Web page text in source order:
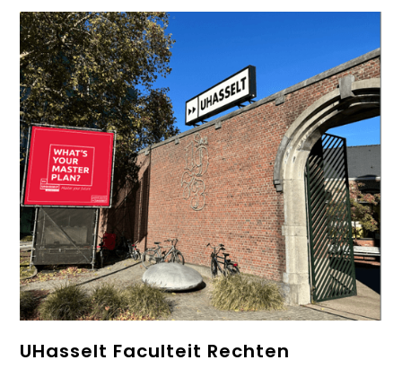
UHasselt Faculteit Rechten